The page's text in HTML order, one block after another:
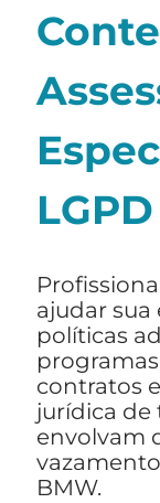
LGPD
ajudar
políticas
contratos
jurídica de
envolvam
BMW.